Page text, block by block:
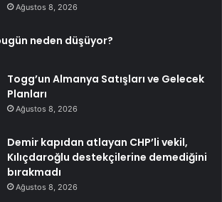
Ağustos 8, 2026
neden düşüyor?
Togg’un Almanya Satışları ve Gelecek
Planları
Ağustos 8, 2026
Demir kapıdan atlayan CHP’li vekil,
Kılıçdaroğlu destekçilerine demediğini
bırakmadı
Ağustos 8, 2026